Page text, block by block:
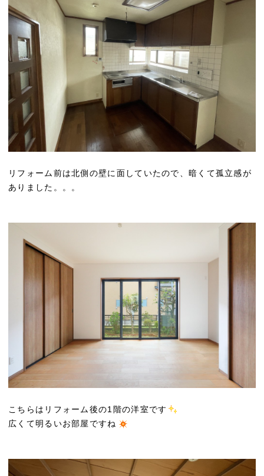
リフォーム前は北側の壁に面していたので、暗くて孤立感が
ありました。。。
こちらはリフォーム後の1階の洋室です
広くて明るいお部屋ですね